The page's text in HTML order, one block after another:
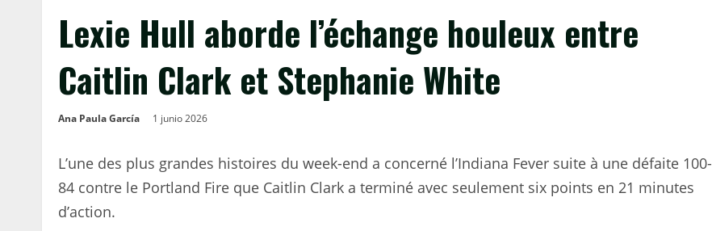
Lexie Hull aborde l’échange houleux entre
Caitlin Clark et Stephanie White
Ana Paula García 1 junio 2026
L’une des plus grandes histoires du week-end a concerné l’Indiana Fever suite à une défaite 100-
84 contre le Portland Fire que Caitlin Clark a terminé avec seulement six points en 21 minutes
d’action.